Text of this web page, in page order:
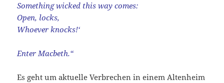
Something wicked this way comes:
Open, locks,
Whoever knocks!‘
Enter Macbeth.“
Es geht um aktuelle Verbrechen in einem Altenheim